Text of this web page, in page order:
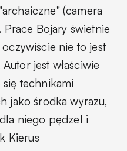
(camera
Bojary świetnie
nie to jest
jest właściwie
się technikami
jako środka wyrazu,
niego pędzel i
Kierus